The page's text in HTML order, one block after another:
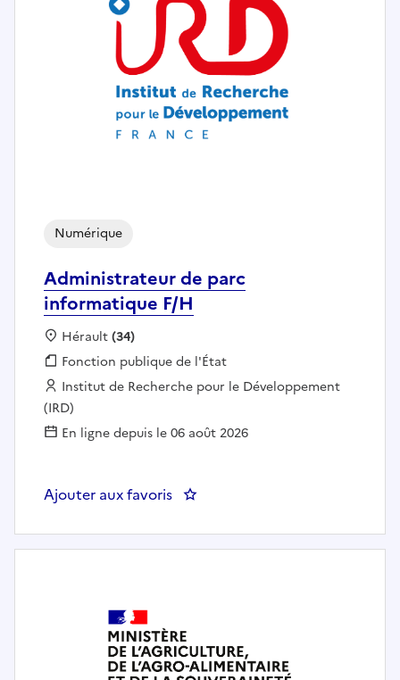
Administrateur de parc
informatique F/H
Numérique
Localisation :
Hérault(34)
Fonction publique :
Fonction publique de l'État
Employeur :
Institut de Recherche pour le Développement
(IRD)
En ligne depuis le 06 août 2026
Ajouter aux favoris : Administrateur de parc